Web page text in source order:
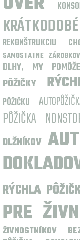
REKONŠTRUKCIU
SAMOSTATNE
DLHY, MY
PÔŽIČKY
PÔŽIČKU
PÔŽIČKA
DLŽNÍKOV
RÝCHLA
PRE
ŽIVNOSTNÍKOV